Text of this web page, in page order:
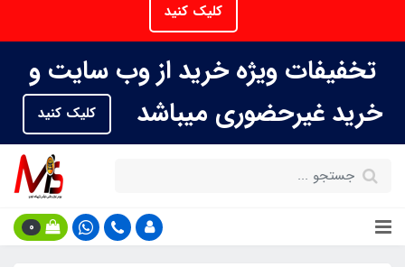
کلیک کنید
تخفیفات ویژه خرید از وب سایت و
خرید غیرحضوری میباشد
کلیک کنید
0